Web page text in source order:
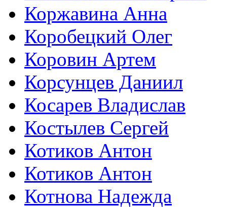
Коржавина Анна
Коробецкий Олег
Коровин Артем
Корсунцев Даниил
Косарев Владислав
Костылев Сергей
Котиков Антон
Котиков Антон
Котнова Надежда